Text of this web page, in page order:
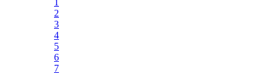
2
3
4
5
6
7